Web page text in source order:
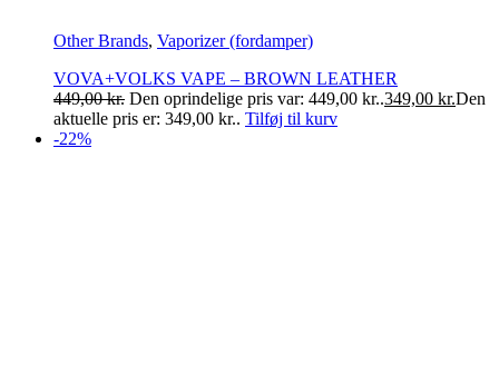
Other Brands, Vaporizer (fordamper)
VOVA+VOLKS VAPE – BROWN LEATHER
449,00kr. Den oprindelige pris var: 449,00 kr..349,00 kr.Den
aktuelle pris er: 349,00 kr.. Tilføj til kurv
-22%